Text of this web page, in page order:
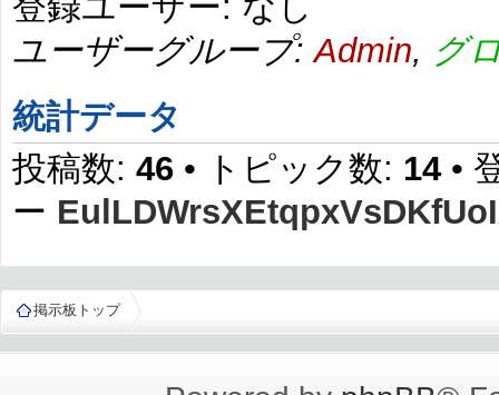
ユーザーグループ:Admin, グ
統計データ
投稿数: 46 • トピック数: 14 •
ー
掲示板トップ